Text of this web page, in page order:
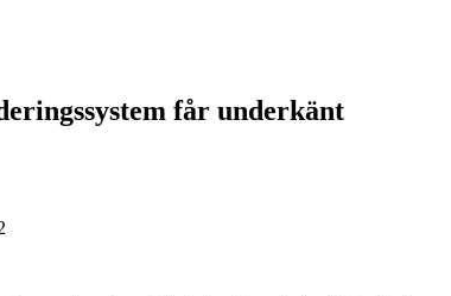
får underkänt